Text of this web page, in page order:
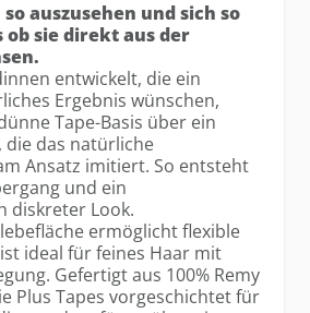
auszusehen und sich so
sie direkt aus der
entwickelt, die ein
Ergebnis wünschen,
Tape-Basis über ein
die das natürliche
Ansatz imitiert. So entsteht
und ein
diskreter Look.
ermöglicht flexible
ideal für feines Haar mit
Gefertigt aus 100% Remy
Plus Tapes vorgeschichtet für